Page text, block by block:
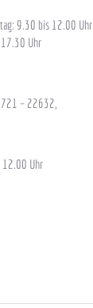
9.30 bis 12.00 Uhr
Uhr
– 22632,
12.00 Uhr